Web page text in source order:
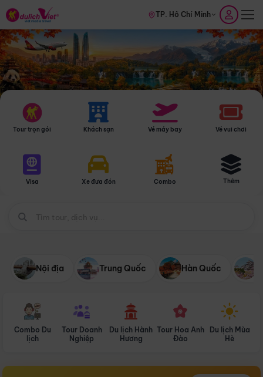
TP. Hồ Chí Minh
Tour trọn gói Khách sạn Vé máy bay Vé vui chơi
Visa Xe đưa đón Combo Thêm
Nội địa Trung Quốc Hàn Quốc
Combo Du
lịch
Tour Doanh
Nghiệp
Du lịch Hành
Hương
Tour Hoa Anh
Đào
Du lịch Mùa
Hè